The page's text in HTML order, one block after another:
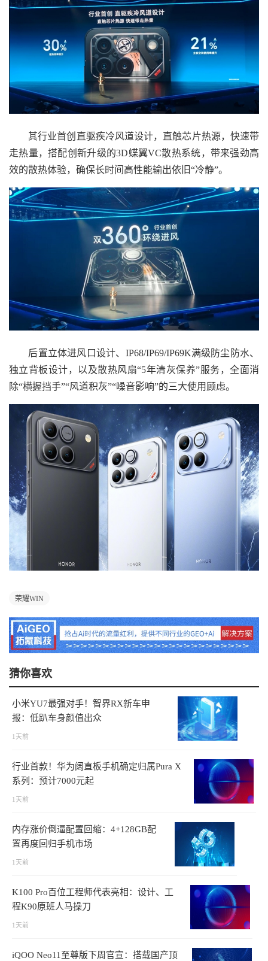
其行业首创直驱疾冷风道设计，直触芯片热源，快速带
走热量，搭配创新升级的3D蝶翼VC散热系统，带来强劲高
效的散热体验，确保长时间高性能输出依旧“冷静”。
后置立体进风口设计、IP68/IP69/IP69K满级防尘防水、
独立背板设计，以及散热风扇“5年清灰保养”服务，全面消
除“横握挡手”“风道积灰”“噪音影响”的三大使用顾虑。
荣耀WIN
猜你喜欢
小米YU7最强对手！智界RX新车申
报：低趴车身颜值出众
1天前
行业首款！华为阔直板手机确定归属Pura X
系列：预计7000元起
1天前
内存涨价倒逼配置回缩：4+128GB配
置再度回归手机市场
1天前
K100 Pro百位工程师代表亮相：设计、工
程K90原班人马操刀
1天前
iQOO Neo11至尊版下周官宣：搭载国产顶